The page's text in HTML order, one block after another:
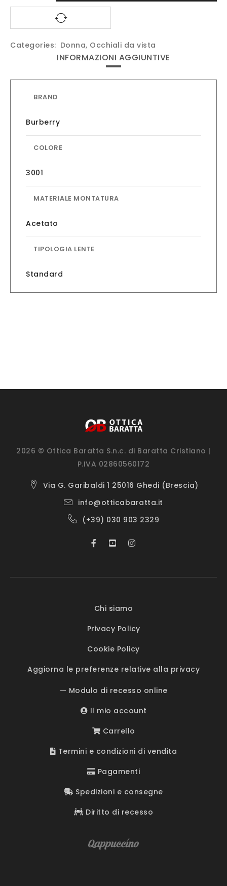
Categories: Donna, Occhiali da vista
INFORMAZIONI AGGIUNTIVE
BRAND
Burberry
COLORE
3001
MATERIALE MONTATURA
Acetato
TIPOLOGIA LENTE
Standard
2026 © Ottica Baratta S.n.c. di Baratta Cristiano |
P.IVA 02860560172
Via G. Garibaldi 1 25016 Ghedi (Brescia)
info@otticabaratta.it
(+39) 030 903 2329
Chi siamo
Privacy Policy
Cookie Policy
Aggiorna le preferenze relative alla privacy
— Modulo di recesso online
Il mio account
Carrello
Termini e condizioni di vendita
Pagamenti
Spedizioni e consegne
Diritto di recesso